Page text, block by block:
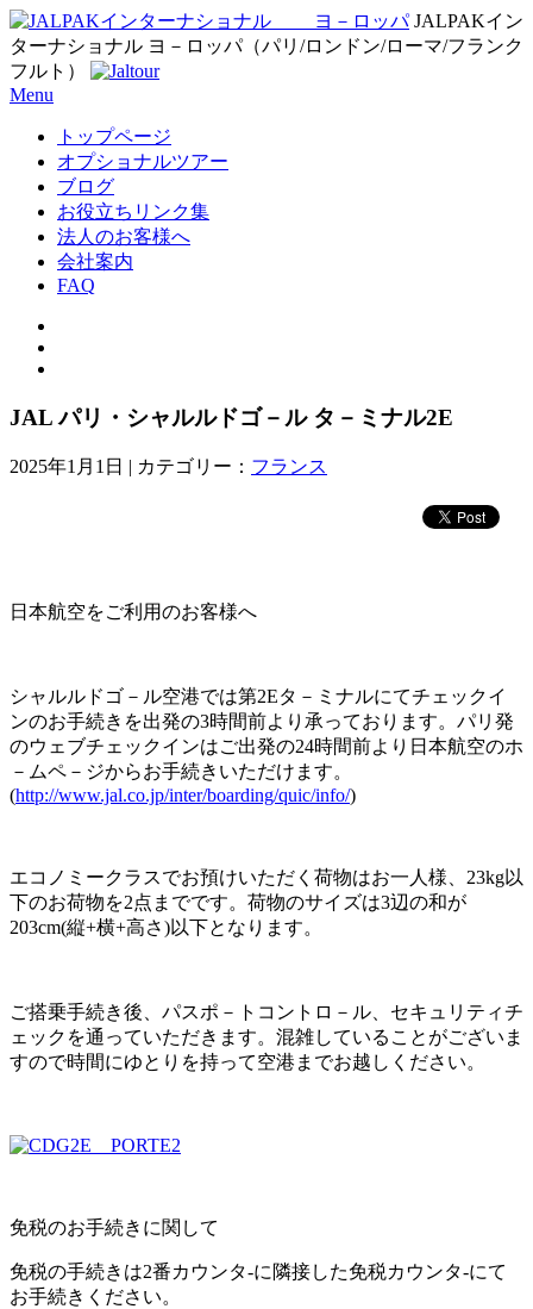
JALPAKイン
ターナショナル ヨ－ロッパ（パリ/ロンドン/ローマ/フランク
フルト）
Menu
トップページ
オプショナルツアー
ブログ
お役立ちリンク集
法人のお客様へ
会社案内
FAQ
JAL パリ・シャルルドゴ－ル タ－ミナル2E
2025年1月1日 | カテゴリー： フランス
日本航空をご利用のお客様へ
シャルルドゴ－ル空港では第2Eタ－ミナルにてチェックイ
ンのお手続きを出発の3時間前より承っております。パリ発
のウェブチェックインはご出発の24時間前より日本航空のホ
－ムペ－ジからお手続きいただけます。
(http://www.jal.co.jp/inter/boarding/quic/info/)
エコノミークラスでお預けいただく荷物はお一人様、23kg以
下のお荷物を2点までです。荷物のサイズは3辺の和が
203cm(縦+横+高さ)以下となります。
ご搭乗手続き後、パスポ－トコントロ－ル、セキュリティチ
ェックを通っていただきます。混雑していることがございま
すので時間にゆとりを持って空港までお越しください。
免税のお手続きに関して
免税の手続きは2番カウンタ-に隣接した免税カウンタ-にて
お手続きください。